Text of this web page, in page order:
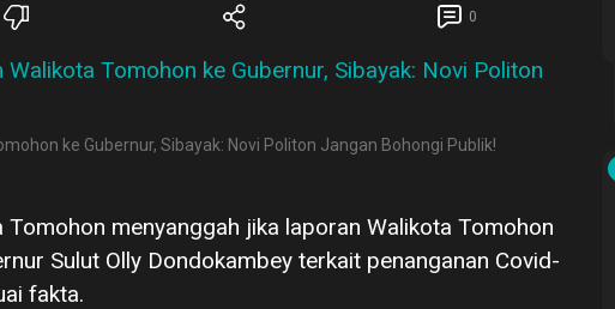
0
ke Gubernur, Sibayak: Novi Politon Jangan Bohongi Publik!
Tomohon menyanggah jika laporan Walikota Tomohon
Sulut Olly Dondokambey terkait penanganan Covid-
fakta.